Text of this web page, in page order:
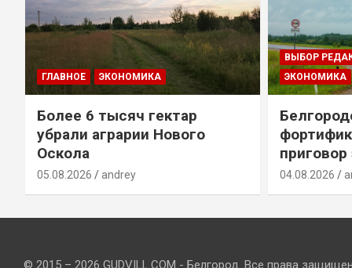
ГЛАВНОЕ ЭКОНОМИКА
Более 6 тысяч гектар
убрали аграрии Нового
Оскола
05.08.2026 andrey
ВЫБОР
ЭКОНОМИКА
04.08.2026
© 2015 – 2026 GUDVILL.COM - Белгород. Все права